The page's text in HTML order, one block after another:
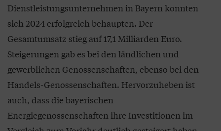
Dienstleistungsunternehmen in Bayern konnten
sich 2024 erfolgreich behaupten. Der
Gesamtumsatz stieg auf 17,1 Milliarden Euro.
Steigerungen gab es bei den ländlichen und
gewerblichen Genossenschaften, ebenso bei den
Handels-Genossenschaften. Hervorzuheben ist
auch, dass die bayerischen
Energiegenossenschaften ihre Investitionen im